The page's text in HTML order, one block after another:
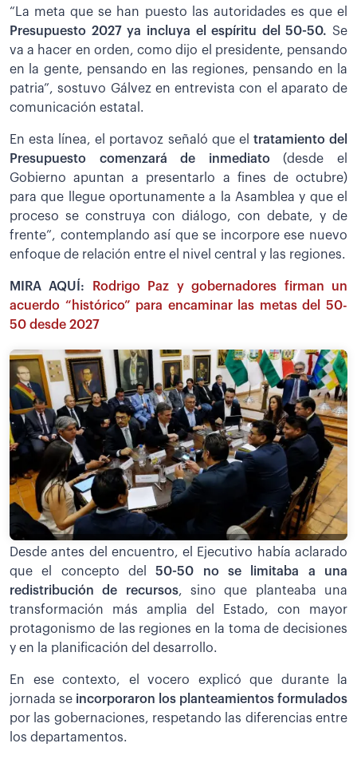
“La meta que se han puesto las autoridades es que el
Presupuesto 2027 ya incluya el espíritu del 50-50. Se
va a hacer en orden, como dijo el presidente, pensando
en la gente, pensando en las regiones, pensando en la
patria”, sostuvo Gálvez en entrevista con el aparato de
comunicación estatal.
En esta línea, el portavoz señaló que el tratamiento del
Presupuesto comenzará de inmediato(desde el
Gobierno apuntan a presentarlo a fines de octubre)
para que llegue oportunamente a la Asamblea y que el
proceso se construya con diálogo, con debate, y de
frente”, contemplando así que se incorpore ese nuevo
enfoque de relación entre el nivel central y las regiones.
MIRA AQUÍ:
Rodrigo Paz y gobernadores firman un
acuerdo “histórico” para encaminar las metas del 50-
50 desde 2027
Desde antes del encuentro, el Ejecutivo había aclarado
que el concepto del50-50 no se limitaba a una
redistribución de recursos, sino que planteaba una
transformación más amplia del Estado, con mayor
protagonismo de las regiones en la toma de decisiones
y en la planificación del desarrollo.
En ese contexto, el vocero explicó que durante la
jornada se incorporaron los planteamientos formulados
por las gobernaciones, respetando las diferencias entre
los departamentos.